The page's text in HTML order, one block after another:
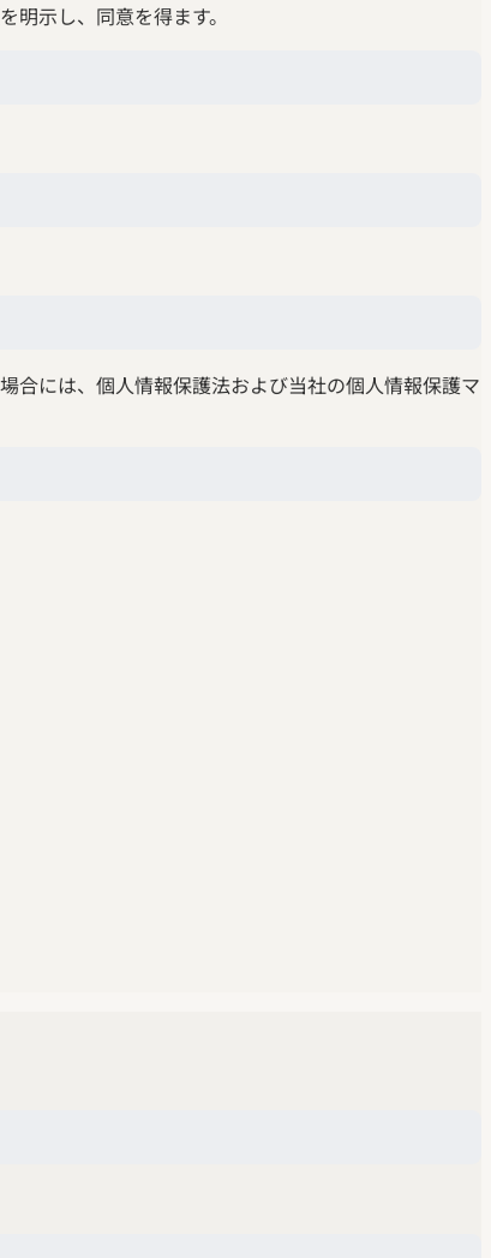
示し、同意を得ます。
合には、個人情報保護法および当社の個人情報保護マ